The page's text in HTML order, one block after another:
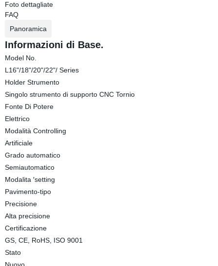
Foto dettagliate
FAQ
Panoramica
Informazioni di Base.
Model No.
L16"/18"/20"/22"/ Series
Holder Strumento
Singolo strumento di supporto CNC Tornio
Fonte Di Potere
Elettrico
Modalità Controlling
Artificiale
Grado automatico
Semiautomatico
Modalita ′setting
Pavimento-tipo
Precisione
Alta precisione
Certificazione
GS, CE, RoHS, ISO 9001
Stato